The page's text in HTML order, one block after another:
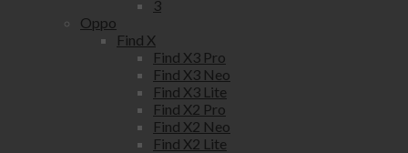
3
Oppo
Find X
Find X3 Pro
Find X3 Neo
Find X3 Lite
Find X2 Pro
Find X2 Neo
Find X2 Lite